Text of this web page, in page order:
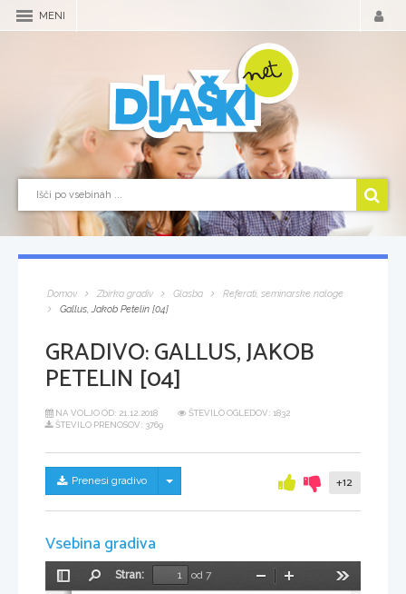
MENI
Domov Zbirka gradiv Glasba
Referati, seminarske naloge
Gallus, Jakob Petelin [04]
GRADIVO:GALLUS, JAKOB
PETELIN [04]
NA VOLJO OD: 21.12.2018
ŠTEVILO OGLEDOV: 1832
ŠTEVILO PRENOSOV: 3769
Prenesi gradivo Skrij/prikaži meni +12
Vsebina gradiva
Preklopi
Stran:
od 7
Pomanjšaj